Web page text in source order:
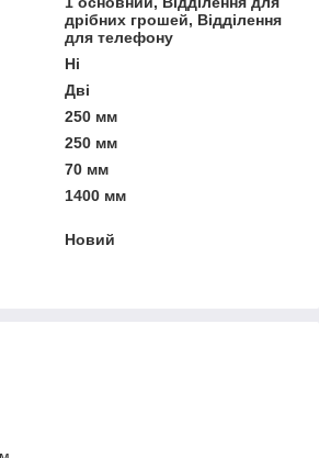
дрібних грошей, Відділення
для телефону
Ні
Дві
250 мм
250 мм
70 мм
1400 мм
Новий